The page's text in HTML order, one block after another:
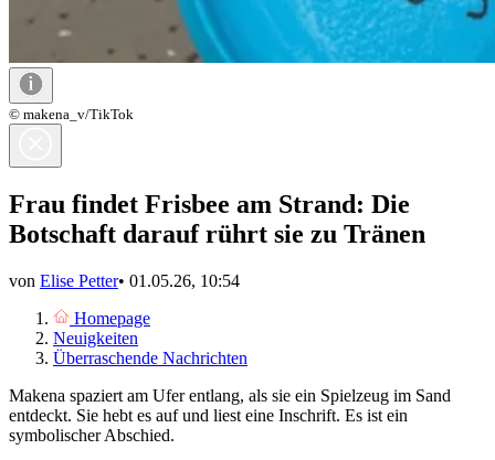
© makena_v/TikTok
Frau findet Frisbee am Strand: Die
Botschaft darauf rührt sie zu Tränen
von Elise Petter• 01.05.26, 10:54
Homepage
Neuigkeiten
Überraschende Nachrichten
Makena spaziert am Ufer entlang, als sie ein Spielzeug im Sand
entdeckt. Sie hebt es auf und liest eine Inschrift. Es ist ein
symbolischer Abschied.